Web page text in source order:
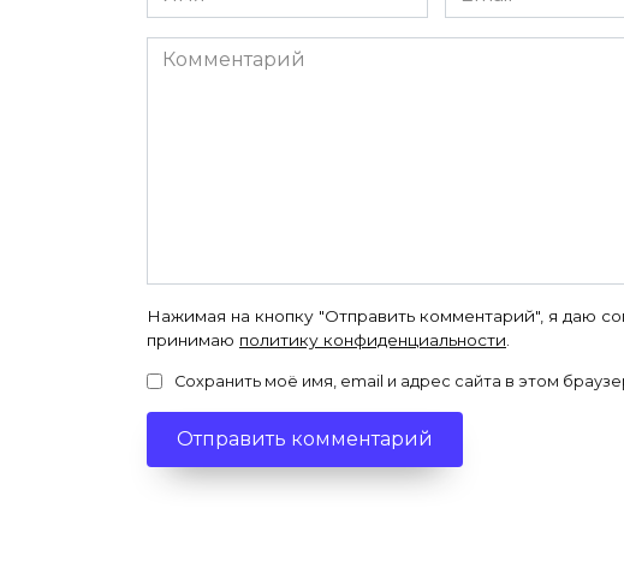
*
*
Комментарий
Нажимая на кнопку "Отправить комментарий", я даю
принимаю политику конфиденциальности.
Сохранить моё имя, email и адрес сайта в этом